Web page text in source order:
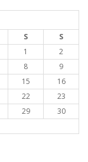
S
S
1
2
8
9
15
16
22
23
29
30